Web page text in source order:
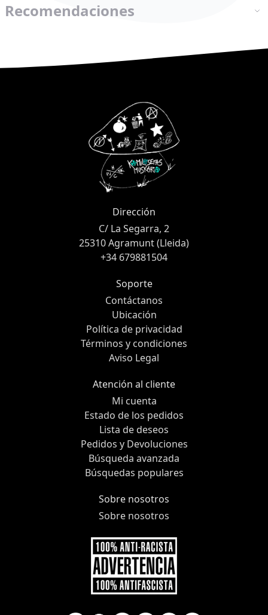
Recomendaciones
Dirección
C/ La Segarra, 2
25310 Agramunt (Lleida)
+34 679881504
Soporte
Contáctanos
Ubicación
Política de privacidad
Términos y condiciones
Aviso Legal
Atención al cliente
Mi cuenta
Estado de los pedidos
Lista de deseos
Pedidos y Devoluciones
Búsqueda avanzada
Búsquedas populares
Sobre nosotros
Sobre nosotros